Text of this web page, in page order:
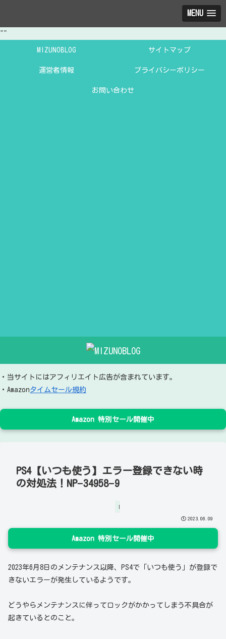
MENU
""
MIZUNOBLOG サイトマップ
運営者情報 プライバシーポリシー
お問い合わせ
・当サイトにはアフィリエイト広告が含まれています。
・Amazonタイムセール規約
Amazon 特別セール開催中
PS4【いつも使う】エラー登録できない時
の対処法！NP−34958−9
2023.06.09
Amazon 特別セール開催中
2023年6月8日のメンテナンス以降、PS4で「いつも使う」が登録で
きないエラーが発生しているようです。
どうやらメンテナンスに伴ってロックがかかってしまう不具合が
起きているとのこと。